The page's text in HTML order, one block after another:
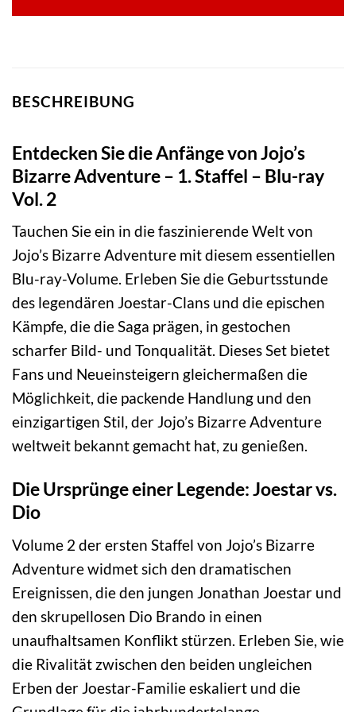
BESCHREIBUNG
Entdecken Sie die Anfänge von Jojo’s
Bizarre Adventure – 1. Staffel – Blu-ray
Vol. 2
Tauchen Sie ein in die faszinierende Welt von
Jojo’s Bizarre Adventure mit diesem essentiellen
Blu-ray-Volume. Erleben Sie die Geburtsstunde
des legendären Joestar-Clans und die epischen
Kämpfe, die die Saga prägen, in gestochen
scharfer Bild- und Tonqualität. Dieses Set bietet
Fans und Neueinsteigern gleichermaßen die
Möglichkeit, die packende Handlung und den
einzigartigen Stil, der Jojo’s Bizarre Adventure
weltweit bekannt gemacht hat, zu genießen.
Die Ursprünge einer Legende: Joestar vs.
Dio
Volume 2 der ersten Staffel von Jojo’s Bizarre
Adventure widmet sich den dramatischen
Ereignissen, die den jungen Jonathan Joestar und
den skrupellosen Dio Brando in einen
unaufhaltsamen Konflikt stürzen. Erleben Sie, wie
die Rivalität zwischen den beiden ungleichen
Erben der Joestar-Familie eskaliert und die